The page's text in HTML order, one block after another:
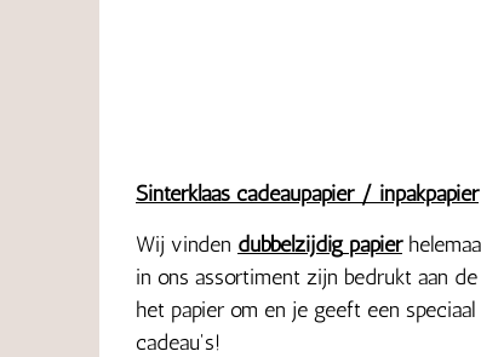
Sinterklaas cadeaupapier / inpakpapier
Wij vinden dubbelzijdig papier
in ons assortiment zijn bedrukt aan
het papier om en je geeft een
cadeau's!